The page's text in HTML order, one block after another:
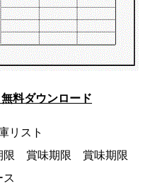
料ダウンロード
リスト
賞味期限 賞味期限
ス